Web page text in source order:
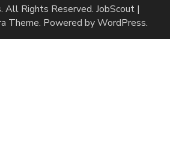
. All Rights Reserved. JobScout |
Theme. Powered byWordPress.